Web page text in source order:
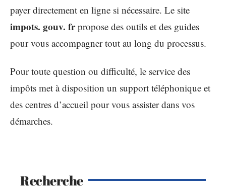
payer directement en ligne si nécessaire. Le site
impots. gouv. frpropose des outils et des guides
pour vous accompagner tout au long du processus.
Pour toute question ou difficulté, le service des
impôts met à disposition un support téléphonique et
des centres d’accueil pour vous assister dans vos
démarches.
Recherche